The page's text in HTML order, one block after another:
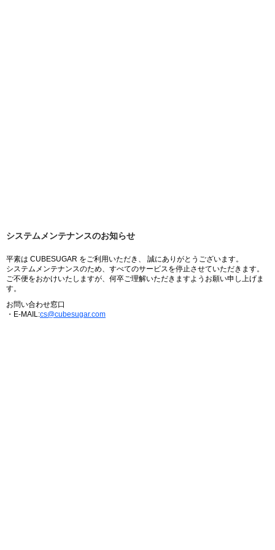
システムメンテナンスのお知らせ
平素は CUBESUGAR をご利用いただき、 誠にありがとうございます。
システムメンテナンスのため、すべてのサービスを停止させていただきます。
ご不便をおかけいたしますが、何卒ご理解いただきますようお願い申し上げま
す。
お問い合わせ窓口
・E-MAIL:cs@cubesugar.com